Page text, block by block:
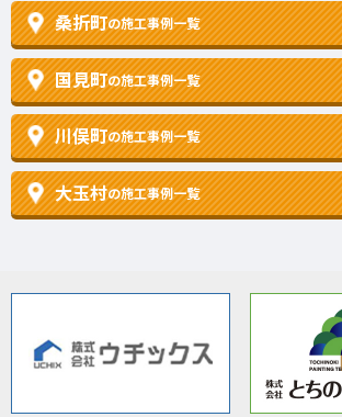
桑折町の施工事例一覧
国見町の施工事例一覧
川俣町の施工事例一覧
大玉村の施工事例一覧